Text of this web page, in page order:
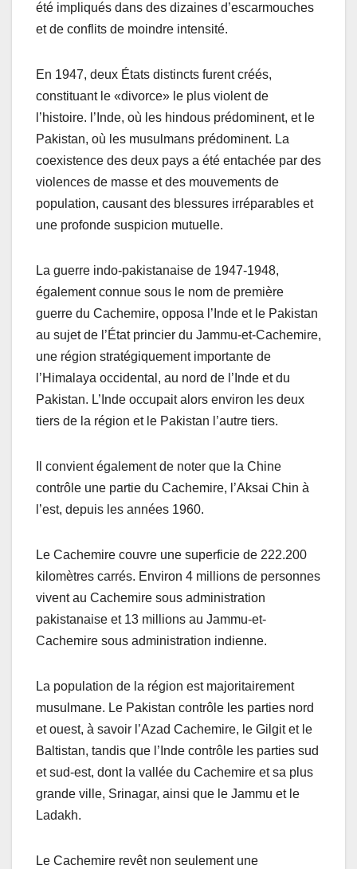
été impliqués dans des dizaines d’escarmouches
et de conflits de moindre intensité.
En 1947, deux États distincts furent créés,
constituant le «divorce» le plus violent de
l’histoire. l’Inde, où les hindous prédominent, et le
Pakistan, où les musulmans prédominent. La
coexistence des deux pays a été entachée par des
violences de masse et des mouvements de
population, causant des blessures irréparables et
une profonde suspicion mutuelle.
La guerre indo-pakistanaise de 1947-1948,
également connue sous le nom de première
guerre du Cachemire, opposa l’Inde et le Pakistan
au sujet de l’État princier du Jammu-et-Cachemire,
une région stratégiquement importante de
l’Himalaya occidental, au nord de l’Inde et du
Pakistan. L’Inde occupait alors environ les deux
tiers de la région et le Pakistan l’autre tiers.
Il convient également de noter que la Chine
contrôle une partie du Cachemire, l’Aksai Chin à
l’est, depuis les années 1960.
Le Cachemire couvre une superficie de 222.200
kilomètres carrés. Environ 4 millions de personnes
vivent au Cachemire sous administration
pakistanaise et 13 millions au Jammu-et-
Cachemire sous administration indienne.
La population de la région est majoritairement
musulmane. Le Pakistan contrôle les parties nord
et ouest, à savoir l’Azad Cachemire, le Gilgit et le
Baltistan, tandis que l’Inde contrôle les parties sud
et sud-est, dont la vallée du Cachemire et sa plus
grande ville, Srinagar, ainsi que le Jammu et le
Ladakh.
Le Cachemire revêt non seulement une